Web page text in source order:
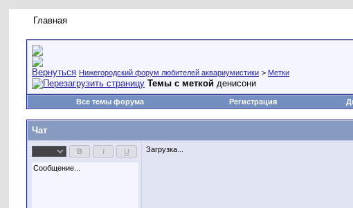
Главная
Нижегородский форум любителей аквариумистики > Метки
Темы с меткой денисони
Все темы форума Регистрация
Чат
Загрузка...